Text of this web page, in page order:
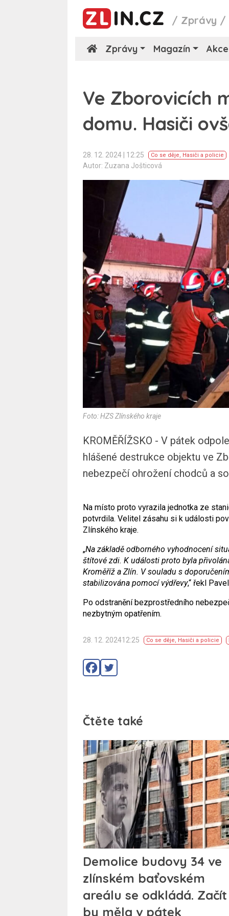
/ Zprávy /
Zprávy Magazín Akce
Ve Zborovicích
domu. Hasiči
28. 12. 2024 | 12:25 Co se děje, Hasiči a policie
Autor: Zuzana Jošticová
Foto: HZS Zlínského kraje
KROMĚŘÍŽSKO - V pátek
hlášené destrukce objektu ve
nebezpečí ohrožení chodců a
Na místo proto vyrazila jednotka ze
potvrdila. Velitel zásahu si k události
Zlínského kraje.
„Na základě odborného vyhodnocení
štítové zdi. K události proto byla
Kroměříž a Zlín. V souladu s
stabilizována pomocí výdřevy,“ řekl
Po odstranění bezprostředního
nezbytným opatřením.
28. 12. 202412:25 Co se děje, Hasiči a policie
Čtěte také
Demolice budovy 34 ve
zlínském baťovském
areálu se odkládá. Začít
by měla v pátek